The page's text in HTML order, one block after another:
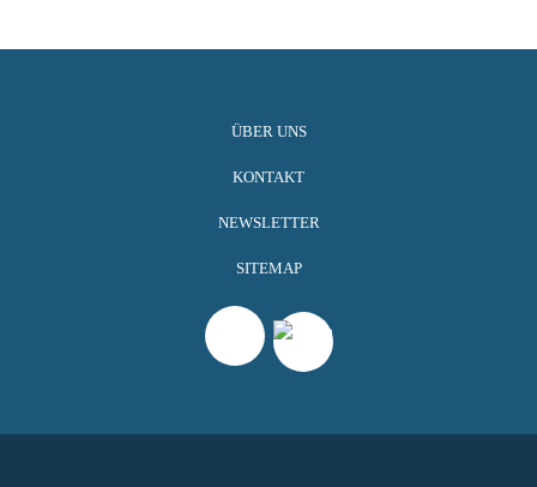
ÜBER UNS
KONTAKT
NEWSLETTER
SITEMAP